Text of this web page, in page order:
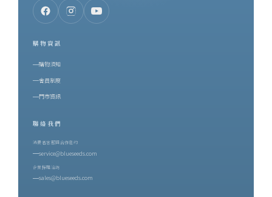
酵程度，再經中度焙火。因此它同時擁有兩種性格：烏龍的花香底
蘊，與紅茶般的醇厚甘甜。茶湯呈琥珀橙紅，像典藏過的白蘭地。
製的天然蜜香。這份蜜韻不是加工添加，而是茶樹與昆蟲、與整座
山共同協作的結果 —— 有蟲害的年份才有蜜香，蜜香因此稀少。這
正是後來香水裡那股甜的來源。二、製茶師的四十年：吳秋伶與博
是從嘉義嫁到台東的媳婦，卻一手把博雅齋種成鹿野最具代表性的
紅烏龍茶園。踏入茶界近四十年，她始終親力親為每一道焙茶工
序，並期許自己不只是茶農，而是一位讀懂茶與土地關係的「識茶
師」。博雅齋的茶園位在三面環山、一面環河之處，經年山嵐與朝
購物資訊
購物須知
會員制度
門市資訊
聯絡我們
消費者客服與合作邀約
service@blueseeds.com
企業採購洽詢
sales@blueseeds.com